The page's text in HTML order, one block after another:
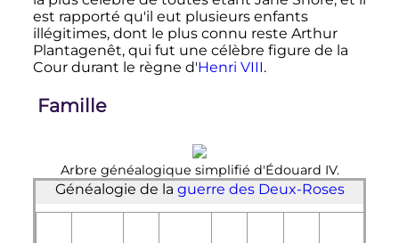
est rapporté qu'il eut plusieurs enfants
illégitimes, dont le plus connu reste Arthur
Plantagenêt, qui fut une célèbre figure de la
Cour durant le règne d'Henri VIII.
Famille
Arbre généalogique simplifié d'Édouard IV.
Généalogie de la guerre des Deux-Roses